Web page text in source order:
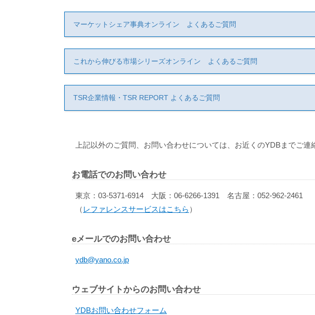
マーケットシェア事典オンライン よくあるご質問
これから伸びる市場シリーズオンライン よくあるご質問
TSR企業情報・TSR REPORT よくあるご質問
上記以外のご質問、お問い合わせについては、お近くのYDBまでご連
お電話でのお問い合わせ
東京：03-5371-6914 大阪：06-6266-1391 名古屋：052-962-2461
（ レファレンスサービスはこちら ）
eメールでのお問い合わせ
ydb@yano.co.jp
ウェブサイトからのお問い合わせ
YDBお問い合わせフォーム